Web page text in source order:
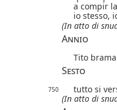
a compir
io stesso,
(In atto di
Annio
Tito
Sesto
750 tutto si
(In atto di